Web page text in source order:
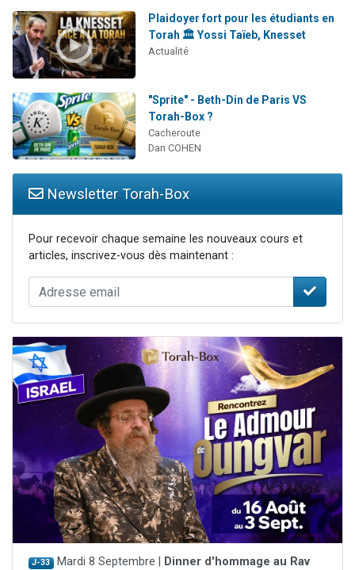
Plaidoyer fort pour les étudiants en
Torah 🏛️ Yossi Taïeb, Knesset
Actualité
"Sprite" - Beth-Din de Paris VS
Torah-Box ?
Cacheroute
Dan COHEN
Newsletter Torah-Box
Pour recevoir chaque semaine les nouveaux cours et
articles, inscrivez-vous dès maintenant :
J-33 Mardi 8 Septembre |
Dinner d'hommage au Rav